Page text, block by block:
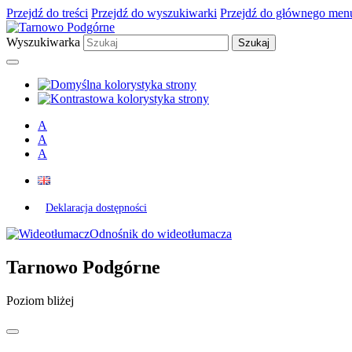
Przejdź do treści Przejdź do wyszukiwarki Przejdź do głównego
Wyszukiwarka
A
A
A
Deklaracja dostępności
Odnośnik do wideotłumacza
Tarnowo Podgórne
Poziom bliżej